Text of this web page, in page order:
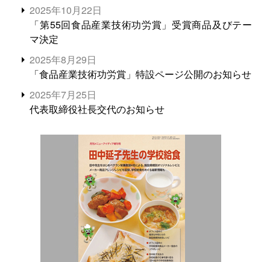
2025年10月22日
「第55回食品産業技術功労賞」受賞商品及びテー
マ決定
2025年8月29日
「食品産業技術功労賞」特設ページ公開のお知らせ
2025年7月25日
代表取締役社長交代のお知らせ